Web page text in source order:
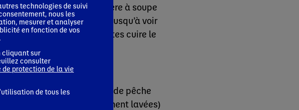
Avec le dos d’une cuillère à soupe
Faites cuire 3 minutes jusqu’à voir
les pancakes et faites cuire le
quelques quartiers de pêche
de menthe (préalablement lavées)
technologies de suivi
nous les
mesurer et analyser
en fonction de vos
cliquant sur
consulter
de protection de la vie
de tous les